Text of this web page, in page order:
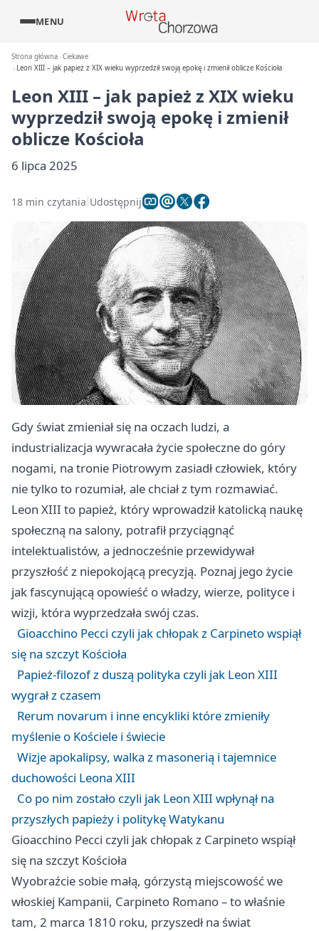
MENU
Strona główna Ciekawe
Leon XIII – jak papież z XIX wieku wyprzedził swoją epokę i zmienił oblicze Kościoła
Leon XIII – jak papież z XIX wieku
wyprzedził swoją epokę i zmienił
oblicze Kościoła
6 lipca 2025
18 min czytania Udostępnij
Gdy świat zmieniał się na oczach ludzi, a
industrializacja wywracała życie społeczne do góry
nogami, na tronie Piotrowym zasiadł człowiek, który
nie tylko to rozumiał, ale chciał z tym rozmawiać.
Leon XIII to papież, który wprowadził katolicką naukę
społeczną na salony, potrafił przyciągnąć
intelektualistów, a jednocześnie przewidywał
przyszłość z niepokojącą precyzją. Poznaj jego życie
jak fascynującą opowieść o władzy, wierze, polityce i
wizji, która wyprzedzała swój czas.
Gioacchino Pecci czyli jak chłopak z Carpineto wspiął
się na szczyt Kościoła
Papież-filozof z duszą polityka czyli jak Leon XIII
wygrał z czasem
Rerum novarum i inne encykliki które zmieniły
myślenie o Kościele i świecie
Wizje apokalipsy, walka z masonerią i tajemnice
duchowości Leona XIII
Co po nim zostało czyli jak Leon XIII wpłynął na
przyszłych papieży i politykę Watykanu
Gioacchino Pecci czyli jak chłopak z Carpineto wspiął
się na szczyt Kościoła
Wyobraźcie sobie małą, górzystą miejscowość we
włoskiej Kampanii, Carpineto Romano – to właśnie
tam, 2 marca 1810 roku, przyszedł na świat